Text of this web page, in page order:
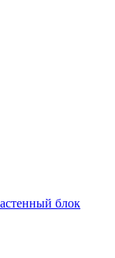
блок